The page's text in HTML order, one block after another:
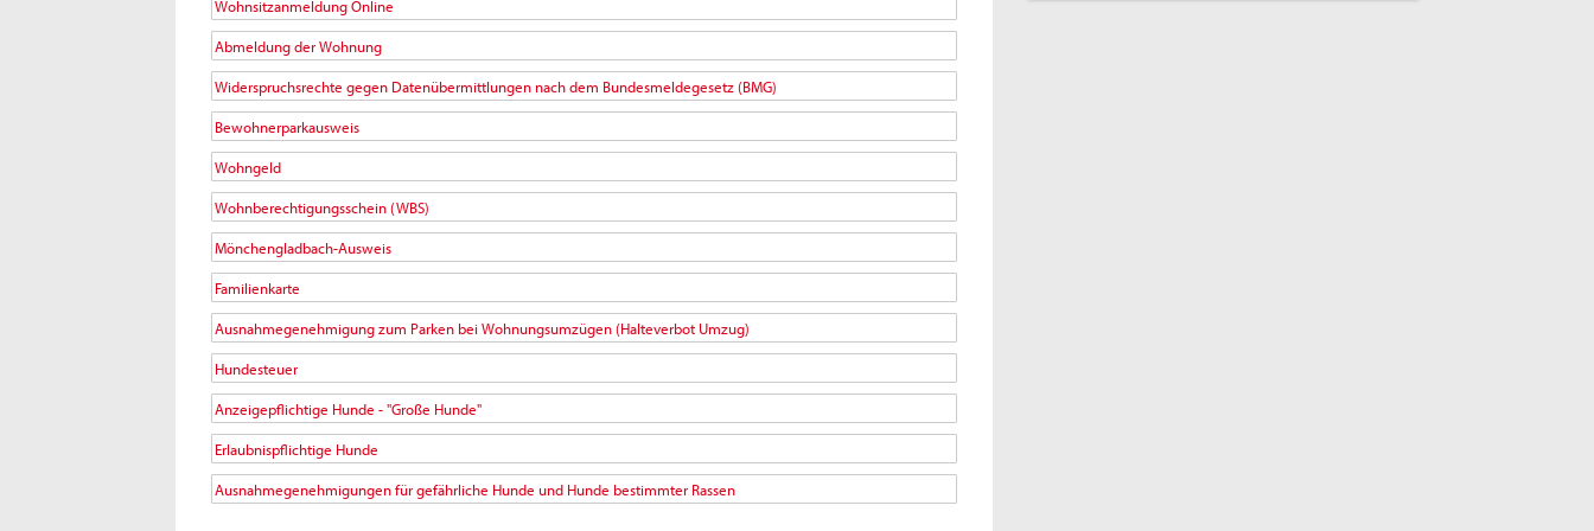
Wohnsitzanmeldung Online
Abmeldung der Wohnung
Widerspruchsrechte gegen Datenübermittlungen nach dem Bundesmeldegesetz (BMG)
Bewohnerparkausweis
Wohngeld
Wohnberechtigungsschein (WBS)
Mönchengladbach-Ausweis
Familienkarte
Ausnahmegenehmigung zum Parken bei Wohnungsumzügen (Halteverbot Umzug)
Hundesteuer
Anzeigepflichtige Hunde - "Große Hunde"
Erlaubnispflichtige Hunde
Ausnahmegenehmigungen für gefährliche Hunde und Hunde bestimmter Rassen